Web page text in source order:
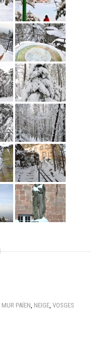
MUR PAÏEN, NEIGE, VOSGES